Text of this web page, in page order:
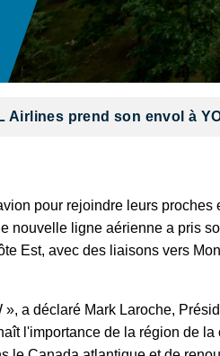
Airlines prend son envol à
pour rejoindre leurs
nouvelle ligne aérienne a pris
Est, avec des liaisons vers
a déclaré Mark Laroche,
l'importance de la région de